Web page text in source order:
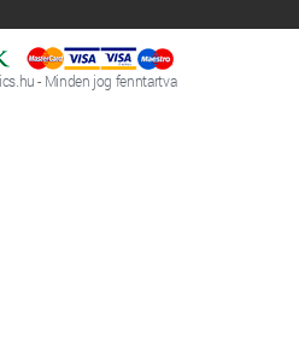
- Minden jog fenntartva